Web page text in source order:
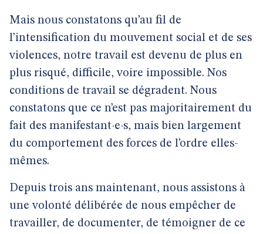
Mais nous constatons qu’au fil de
l’intensification du mouvement social et de ses
violences, notre travail est devenu de plus en
plus risqué, difficile, voire impossible. Nos
conditions de travail se dégradent. Nous
constatons que ce n’est pas majoritairement du
fait des manifestant·e·s, mais bien largement
du comportement des forces de l’ordre elles-
mêmes.
Depuis trois ans maintenant, nous assistons à
une volonté délibérée de nous empêcher de
travailler, de documenter, de témoigner de ce